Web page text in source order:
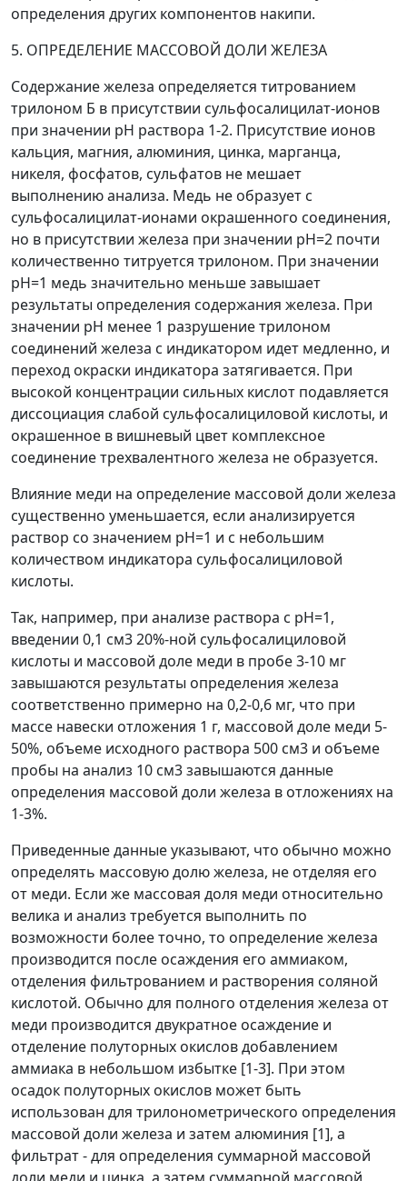
определения других компонентов накипи.
5. ОПРЕДЕЛЕНИЕ МАССОВОЙ ДОЛИ ЖЕЛЕЗА
Содержание железа определяется титрованием
трилоном Б в присутствии сульфосалицилат-ионов
при значении рН раствора 1-2. Присутствие ионов
кальция, магния, алюминия, цинка, марганца,
никеля, фосфатов, сульфатов не мешает
выполнению анализа. Медь не образует с
сульфосалицилат-ионами окрашенного соединения,
но в присутствии железа при значении рН=2 почти
количественно титруется трилоном. При значении
рН=1 медь значительно меньше завышает
результаты определения содержания железа. При
значении рН менее 1 разрушение трилоном
соединений железа с индикатором идет медленно, и
переход окраски индикатора затягивается. При
высокой концентрации сильных кислот подавляется
диссоциация слабой сульфосалициловой кислоты, и
окрашенное в вишневый цвет комплексное
соединение трехвалентного железа не образуется.
Влияние меди на определение массовой доли железа
существенно уменьшается, если анализируется
раствор со значением рН=1 и с небольшим
количеством индикатора сульфосалициловой
кислоты.
Так, например, при анализе раствора с рН=1,
введении 0,1 см320%-ной сульфосалициловой
кислоты и массовой доле меди в пробе 3-10 мг
завышаются результаты определения железа
соответственно примерно на 0,2-0,6 мг, что при
массе навески отложения 1 г, массовой доле меди 5-
50%, объеме исходного раствора 500 см3 и объеме
пробы на анализ 10 см3завышаются данные
определения массовой доли железа в отложениях на
1-3%.
Приведенные данные указывают, что обычно можно
определять массовую долю железа, не отделяя его
от меди. Если же массовая доля меди относительно
велика и анализ требуется выполнить по
возможности более точно, то определение железа
производится после осаждения его аммиаком,
отделения фильтрованием и растворения соляной
кислотой. Обычно для полного отделения железа от
меди производится двукратное осаждение и
отделение полуторных окислов добавлением
аммиака в небольшом избытке [1-3]. При этом
осадок полуторных окислов может быть
использован для трилонометрического определения
массовой доли железа и затем алюминия [1], а
фильтрат - для определения суммарной массовой